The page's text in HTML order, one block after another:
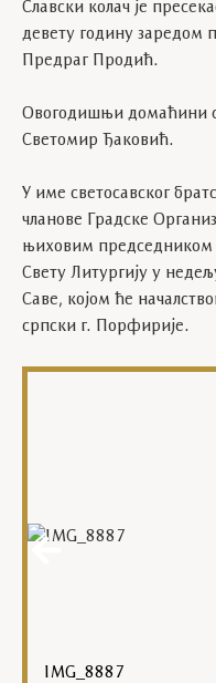
Славски колач је
девету годину заредом
Предраг Продић.
Овогодишњи домаћини
Светомир Ђаковић.
У име светосавског
чланове Градске
њиховим председником
Свету Литургију у
Саве, којом ће
српски г. Порфирије.
IMG_8887